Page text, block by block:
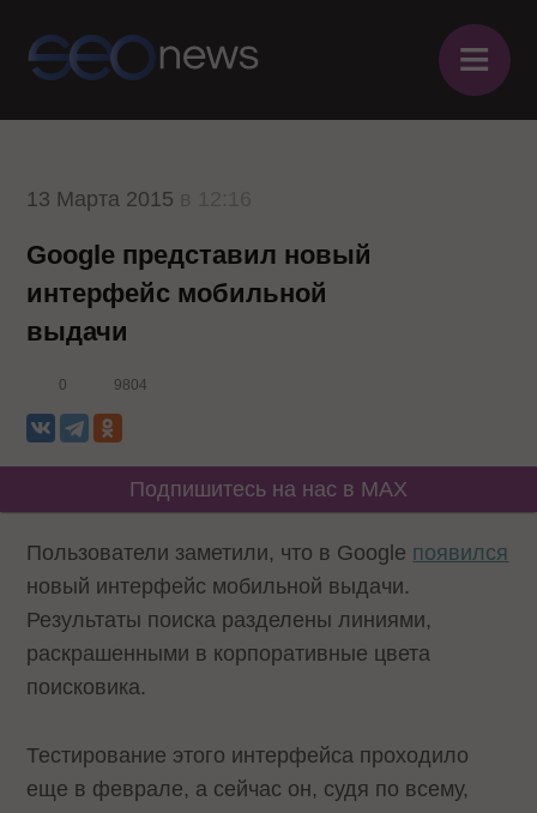
≡
13 Марта 2015
Google представил новый
интерфейс мобильной
выдачи
0 9804
Подпишитесь на нас в MAX
Пользователи заметили, что в Google появился
новый интерфейс мобильной выдачи.
Результаты поиска разделены линиями,
раскрашенными в корпоративные цвета
поисковика.
Тестирование этого интерфейса проходило
еще в феврале, а сейчас он, судя по всему,